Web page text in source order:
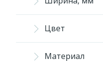
Цвет
Материал